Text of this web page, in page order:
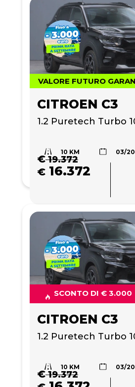
VALORE FUTURO
CITROEN C3
1.2 Puretech Turbo
10 KM 03/
€19.372
€ 16.372
SCONTO DI € 3.000
CITROEN C3
1.2 Puretech Turbo
10 KM 03/
€19.372